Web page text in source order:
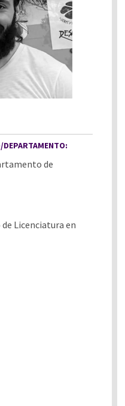
de
Licenciatura en